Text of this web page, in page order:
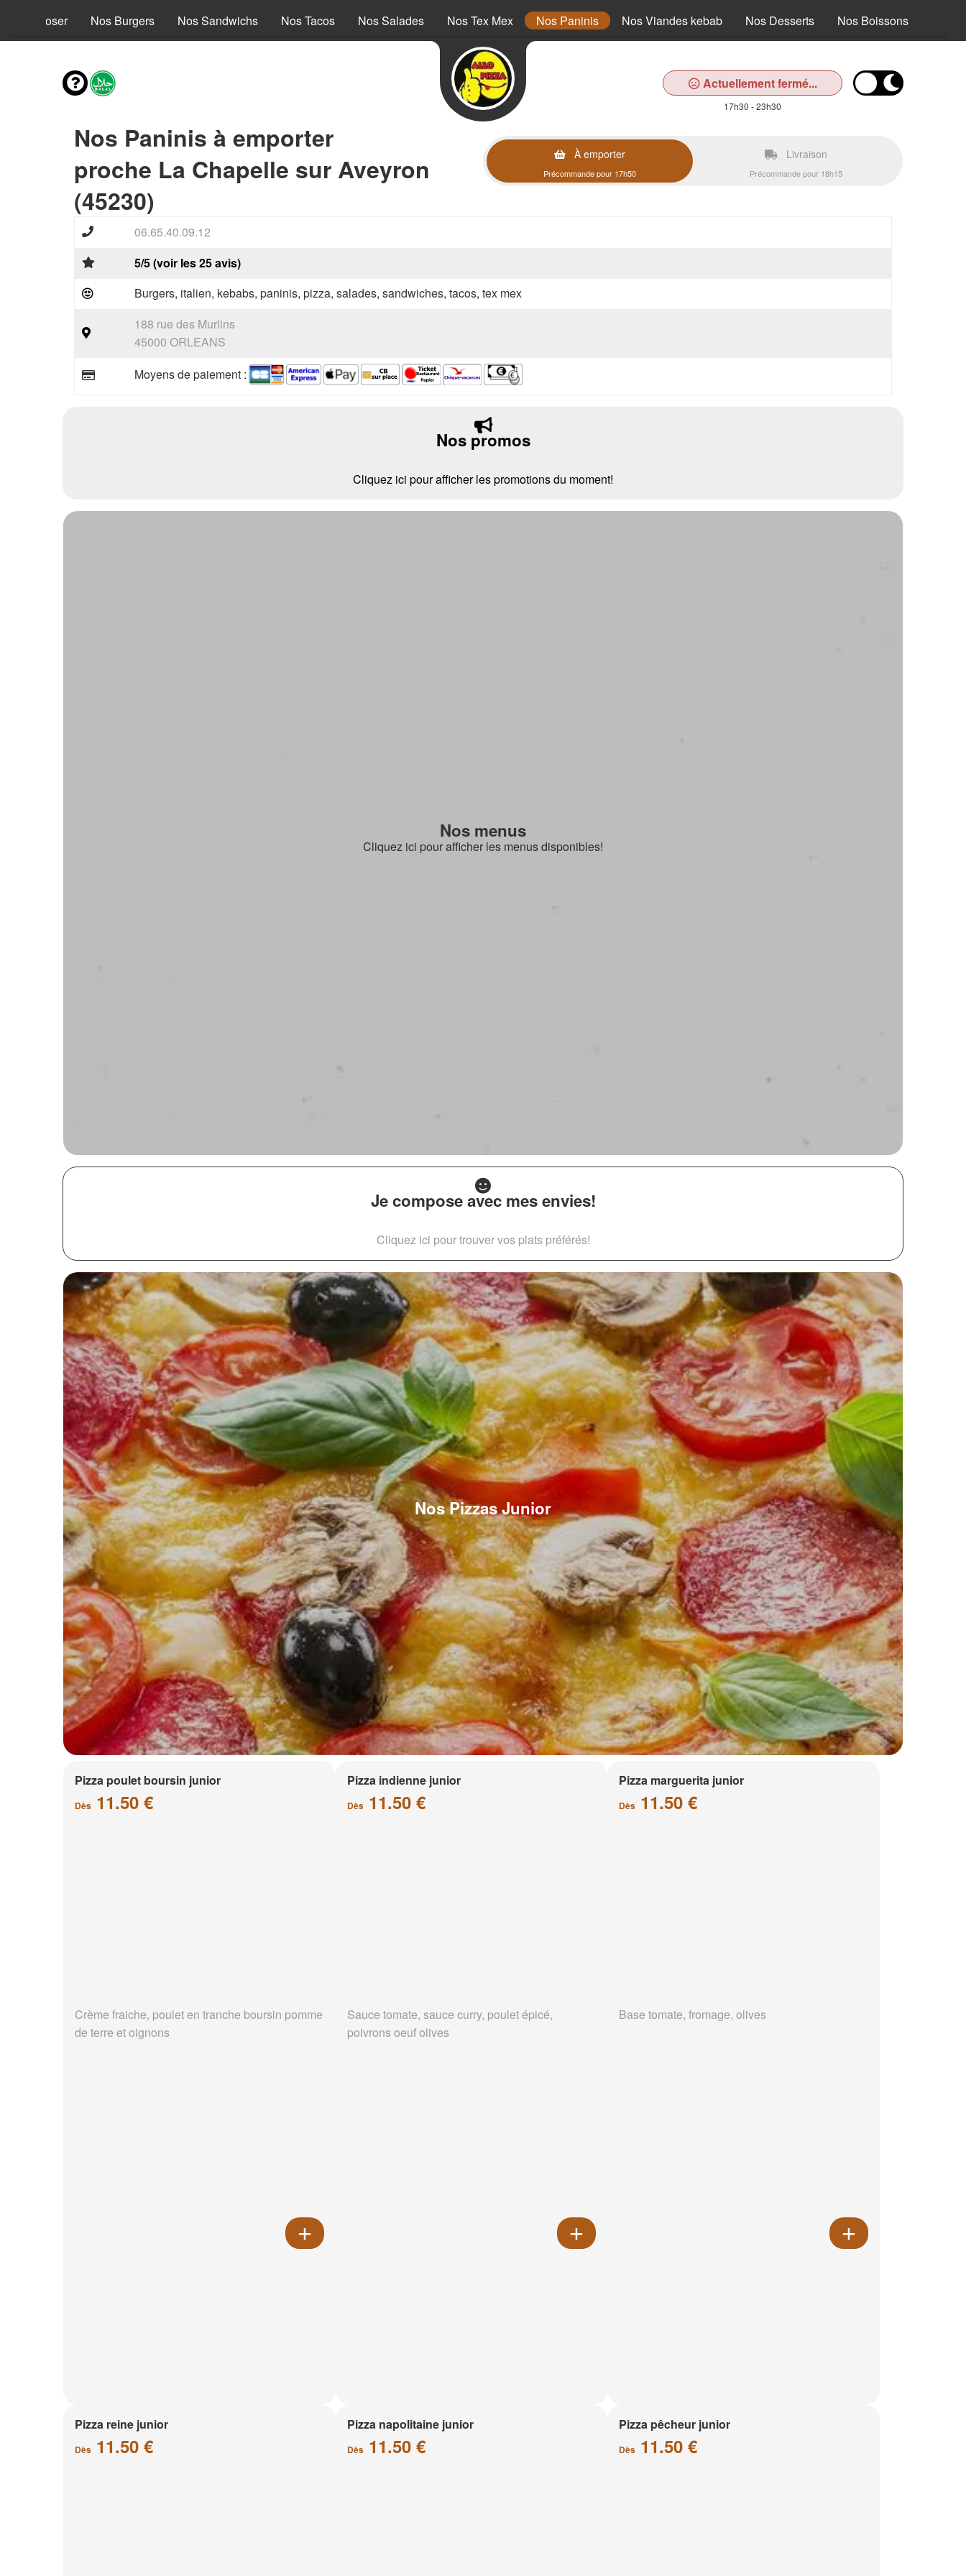
à composer Nos Burgers Nos Sandwichs Nos Tacos Nos Salades Nos Tex Mex Nos Paninis Nos Viandes kebab Nos Desserts Nos Boissons
Actuellement fermé...
17h30 - 23h30
Nos Paninis à emporter
proche La Chapelle sur Aveyron
(45230)
À emporter
Précommande pour 17h50
Livraison
Précommande pour 18h15
06.65.40.09.12
5/5 (voir les 25 avis)
Burgers, italien, kebabs, paninis, pizza, salades, sandwiches, tacos, tex mex
188 rue des Murlins
45000 ORLEANS
Moyens de paiement :
Nos promos
Cliquez ici pour afficher les promotions du moment!
Nos menus
Cliquez ici pour afficher les menus disponibles!
Je compose avec mes envies!
Cliquez ici pour trouver vos plats préférés!
Nos Pizzas Junior
Pizza poulet boursin junior
Dès 11.50 €
Crème fraiche, poulet en tranche boursin pomme
de terre et oignons
Pizza indienne junior
Dès11.50 €
Sauce tomate, sauce curry, poulet épicé,
poivrons oeuf olives
Pizza marguerita junior
Dès 11.50 €
Base tomate, fromage, olives
Pizza reine junior
Dès 11.50 €
Pizza napolitaine junior
Dès11.50 €
Pizza pêcheur junior
Dès 11.50 €